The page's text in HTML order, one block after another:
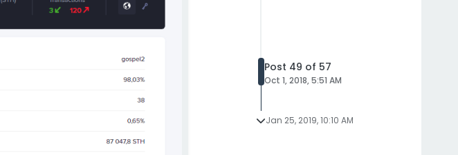
Post 49 of 57
Oct 1, 2018, 5:51 AM
Jan 25, 2019, 10:10 AM